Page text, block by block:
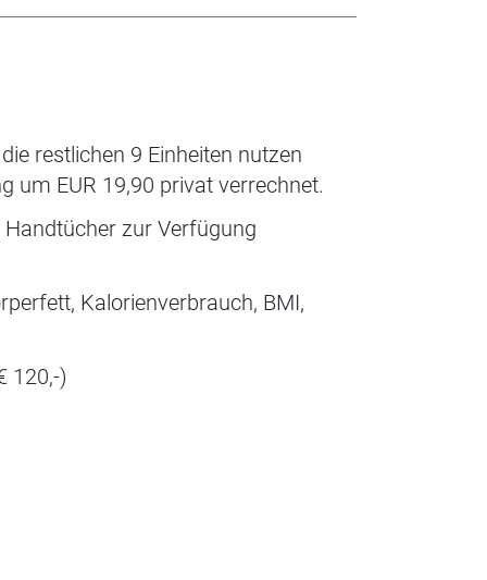
restlichen 9 Einheiten nutzen
um EUR 19,90 privat verrechnet.
zur Verfügung
Kalorienverbrauch, BMI,
120,-)